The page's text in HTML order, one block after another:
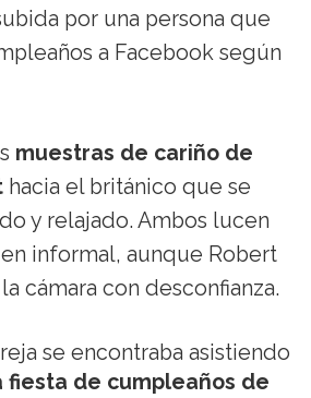
por una persona que
a Facebook según
muestras de cariño de
hacia el británico que se
y relajado. Ambos lucen
informal, aunque Robert
cámara con desconfianza.
se encontraba asistiendo
fiesta de cumpleaños de